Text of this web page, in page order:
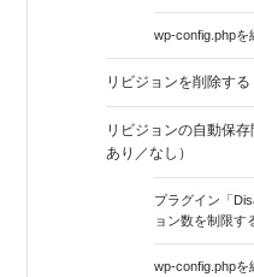
wp-config.phpを
リビジョンを削除する
リビジョンの自動保
あり／なし）
プラグイン「
ョン数を制限す
wp-config.phpを